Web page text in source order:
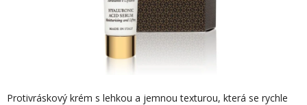
Protivráskový krém s lehkou a jemnou texturou, která se rychle